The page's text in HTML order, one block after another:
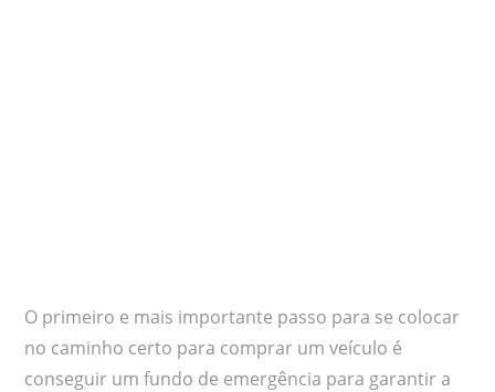
O primeiro e mais importante passo para se colocar
no caminho certo para comprar um veículo é
conseguir um fundo de emergência para garantir a